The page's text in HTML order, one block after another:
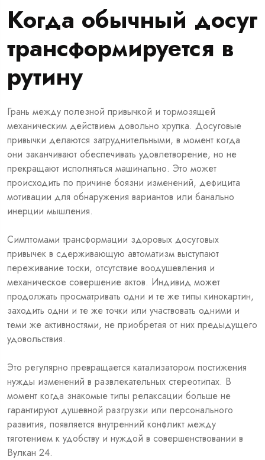
Когда обычный досуг
трансформируется в
рутину
Грань между полезной привычкой и тормозящей
механическим действием довольно хрупка. Досуговые
привычки делаются затруднительными, в момент когда
они заканчивают обеспечивать удовлетворение, но не
прекращают исполняться машинально. Это может
происходить по причине боязни изменений, дефицита
мотивации для обнаружения вариантов или банально
инерции мышления.
Симптомами трансформации здоровых досуговых
привычек в сдерживающую автоматизм выступают
переживание тоски, отсутствие воодушевления и
механическое совершение актов. Индивид может
продолжать просматривать одни и те же типы кинокартин,
заходить одни и те же точки или участвовать одними и
теми же активностями, не приобретая от них предыдущего
удовольствия.
Это регулярно превращается катализатором постижения
нужды изменений в развлекательных стереотипах. В
момент когда знакомые типы релаксации больше не
гарантируют душевной разгрузки или персонального
развития, появляется внутренний конфликт между
тяготением к удобству и нуждой в совершенствовании в
Вулкан 24.